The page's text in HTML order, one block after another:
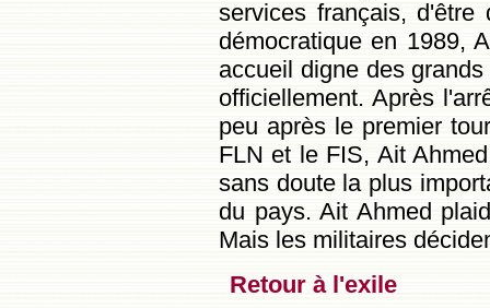
services français, d'être
démocratique en 1989,
accueil digne des
officiellement. Après
peu après le premier
FLN et le FIS, Ait
sans doute la plus
du pays. Ait Ahmed
Mais les militaires
Retour à l'exile